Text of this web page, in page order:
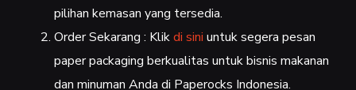
pilihan kemasan yang tersedia.
Order Sekarang : Klikdi sini untuk segera pesan
paper packaging berkualitas untuk bisnis makanan
dan minuman Anda di Paperocks Indonesia.